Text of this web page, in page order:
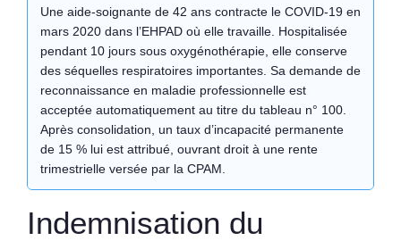
Une aide-soignante de 42 ans contracte le COVID-19 en
mars 2020 dans l’EHPAD où elle travaille. Hospitalisée
pendant 10 jours sous oxygénothérapie, elle conserve
des séquelles respiratoires importantes. Sa demande de
reconnaissance en maladie professionnelle est
acceptée automatiquement au titre du tableau n° 100.
Après consolidation, un taux d’incapacité permanente
de 15 % lui est attribué, ouvrant droit à une rente
trimestrielle versée par la CPAM.
Indemnisation du